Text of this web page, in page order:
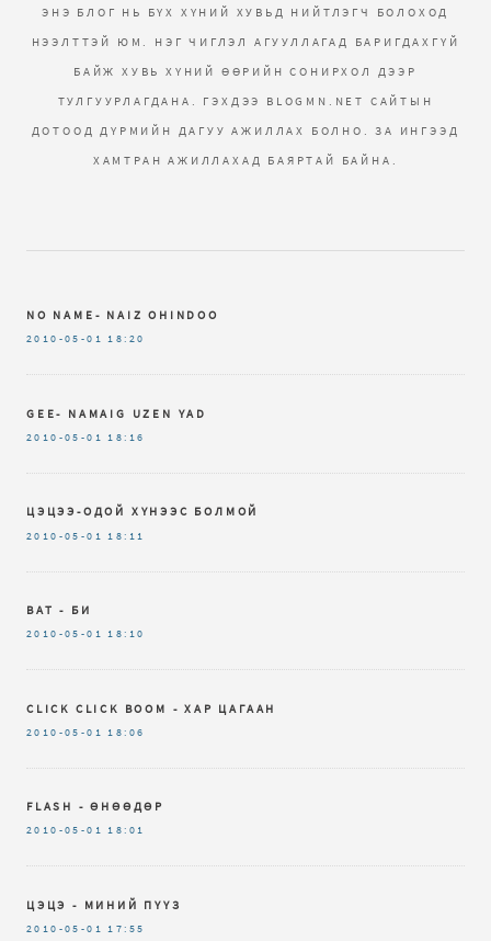
ЭНЭ БЛОГ НЬ БҮХ ХҮНИЙ ХУВЬД НИЙТЛЭГЧ БОЛОХОД
НЭЭЛТТЭЙ ЮМ. НЭГ ЧИГЛЭЛ АГУУЛЛАГАД БАРИГДАХГҮЙ
БАЙЖ ХУВЬ ХҮНИЙ ӨӨРИЙН СОНИРХОЛ ДЭЭР
ТУЛГУУРЛАГДАНА. ГЭХДЭЭ BLOGMN.NET САЙТЫН
ДОТООД ДҮРМИЙН ДАГУУ АЖИЛЛАХ БОЛНО. ЗА ИНГЭЭД
ХАМТРАН АЖИЛЛАХАД БАЯРТАЙ БАЙНА.
NO NAME- NAIZ OHINDOO
2010-05-01 18:20
GEE- NAMAIG UZEN YAD
2010-05-01 18:16
ЦЭЦЭЭ-ОДОЙ ХҮНЭЭС БОЛМОЙ
2010-05-01 18:11
BAT - БИ
2010-05-01 18:10
CLICK CLICK BOOM - ХАР ЦАГААН
2010-05-01 18:06
FLASH - ӨНӨӨДӨР
2010-05-01 18:01
ЦЭЦЭ - МИНИЙ ПҮҮЗ
2010-05-01 17:55